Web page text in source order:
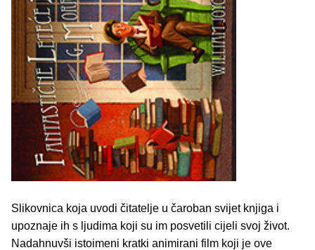
Slikovnica koja uvodi čitatelje u čaroban svijet knjiga i
upoznaje ih s ljudima koji su im posvetili cijeli svoj život.
Nadahnuvši istoimeni kratki animirani film koji je ove